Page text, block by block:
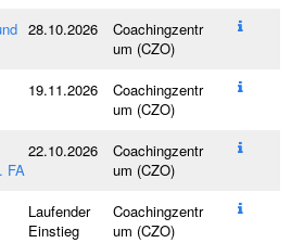
28.10.2026
Coachingzentr
um (CZO)
19.11.2026
Coachingzentr
um (CZO)
FA
22.10.2026
Coachingzentr
um (CZO)
Laufender
Einstieg
Coachingzentr
um (CZO)